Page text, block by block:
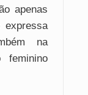
apenas
expressa
na
feminino